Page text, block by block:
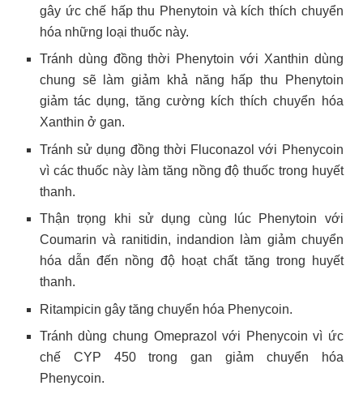
gây ức chế hấp thu Phenytoin và kích thích chuyển
hóa những loại thuốc này.
Tránh dùng đồng thời Phenytoin với Xanthin dùng
chung sẽ làm giảm khả năng hấp thu Phenytoin
giảm tác dụng, tăng cường kích thích chuyển hóa
Xanthin ở gan.
Tránh sử dụng đồng thời Fluconazol với Phenycoin
vì các thuốc này làm tăng nồng độ thuốc trong huyết
thanh.
Thận trọng khi sử dụng cùng lúc Phenytoin với
Coumarin và ranitidin, indandion làm giảm chuyển
hóa dẫn đến nồng độ hoạt chất tăng trong huyết
thanh.
Ritampicin gây tăng chuyển hóa Phenycoin.
Tránh dùng chung Omeprazol với Phenycoin vì ức
chế CYP 450 trong gan giảm chuyển hóa
Phenycoin.